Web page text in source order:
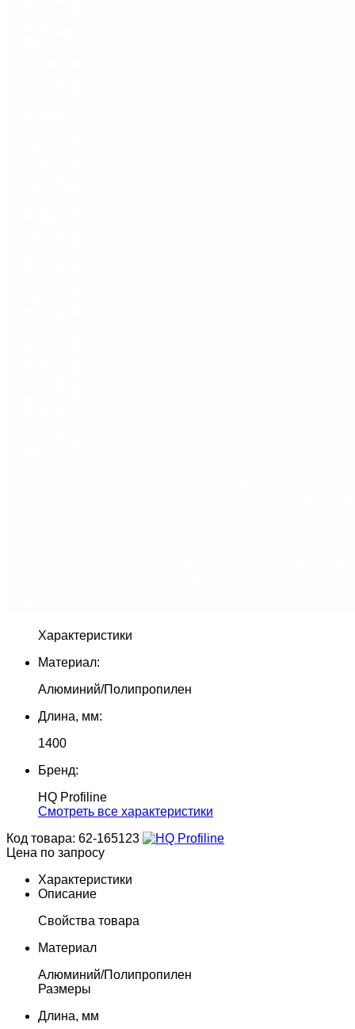
Характеристики
Материал:
Алюминий/Полипропилен
Длина, мм:
1400
Бренд:
HQ Profiline
Cмотреть все характеристики
Код товара: 62-165123
Цена по запросу
Характеристики
Описание
Свойства товара
Материал
Алюминий/Полипропилен
Размеры
Длина, мм